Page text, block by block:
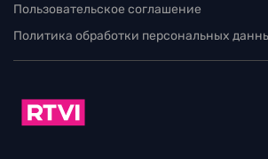
Пользовательское соглашение
Политика обработки персональных